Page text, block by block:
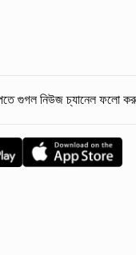
গুগল নিউজ চ্যানেল ফলো